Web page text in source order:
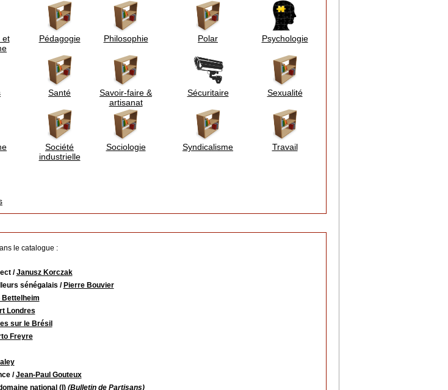
et
Pédagogie Philosophie Polar Psychologie
Santé
Savoir-faire &
artisanat
Sécuritaire Sexualité
Société
industrielle
Sociologie Syndicalisme Travail
le catalogue :
/Janusz Korczak
sénégalais / Pierre Bouvier
Bettelheim
Londres
sur le Brésil
Freyre
/Jean-Paul Gouteux
national (I)(Bulletin de Partisans)